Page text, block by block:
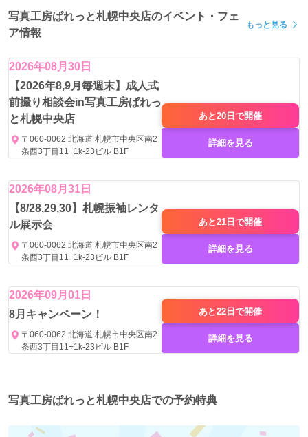
写真工房ぱれっと札幌中央店のイベント・フェ
ア情報
もっと見る
2026年08月30日
【2026年8,9月毎週末】成人式
前撮り相談会in写真工房ぱれっ
と札幌中央店
〒060-0062 北海道 札幌市中央区南2
条西3丁目11−1k-23ビル B1F
あと20日で開催
詳細を見る
2026年08月31日
【8/28,29,30】札幌振袖レンタ
ル展示会
〒060-0062 北海道 札幌市中央区南2
条西3丁目11−1k-23ビル B1F
あと21日で開催
詳細を見る
2026年09月01日
8月キャンペーン！
〒060-0062 北海道 札幌市中央区南2
条西3丁目11−1k-23ビル B1F
あと22日で開催
詳細を見る
写真工房ぱれっと札幌中央店での予約特典